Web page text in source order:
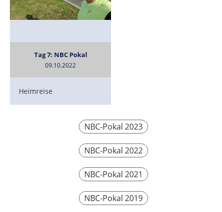
Tag 7: NBC Pokal
09.10.2022
Heimreise
NBC-Pokal 2023
NBC-Pokal 2022
NBC-Pokal 2021
NBC-Pokal 2019